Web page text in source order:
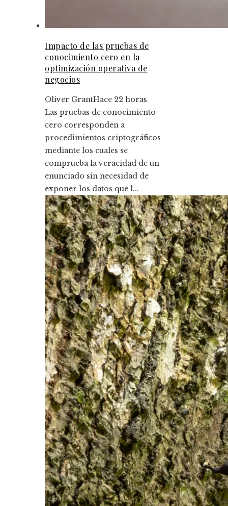
Impacto de las pruebas de
conocimiento cero en la
optimización operativa de
negocios
Oliver GrantHace 22 horas
Las pruebas de conocimiento
cero corresponden a
procedimientos criptográficos
mediante los cuales se
comprueba la veracidad de un
enunciado sin necesidad de
exponer los datos que l...